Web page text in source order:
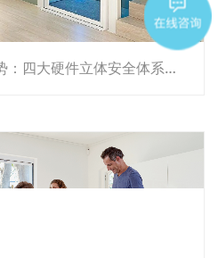
螺杆电梯差异化竞争优势：四大硬件立体安全体系，轻松拉开竞品差距